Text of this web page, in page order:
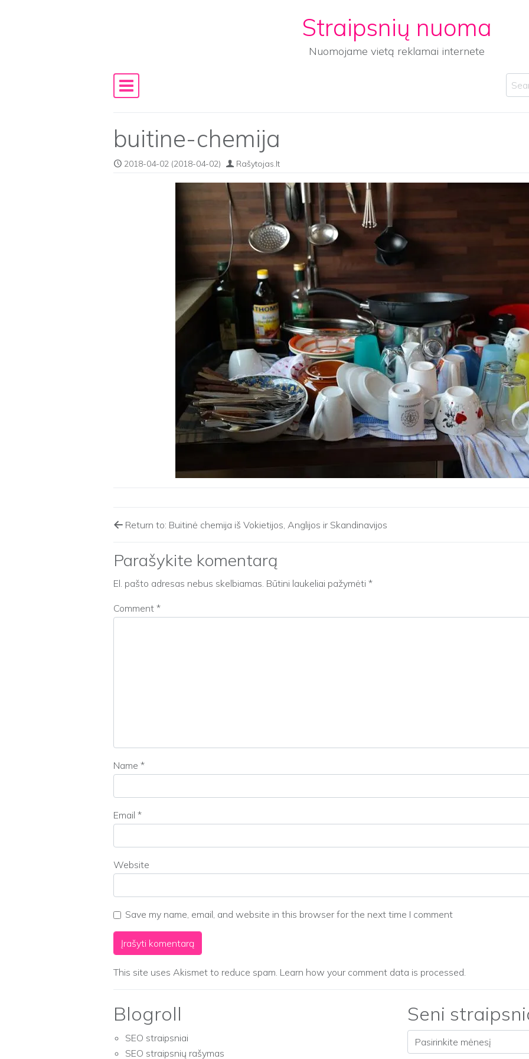
Straipsnių nuoma
Nuomojame vietą reklamai internete
Main Navigation
buitine-chemija
2018-04-02 (2018-04-02) Rašytojas.lt
Return to: Buitinė chemija iš Vokietijos, Anglijos ir Skandinavijos
Parašykite komentarą
El. pašto adresas nebus skelbiamas. Būtini laukeliai pažymėti *
Comment *
Name *
Email *
Website
Save my name, email, and website in this browser for the next time I comment
This site uses Akismet to reduce spam. Learn how your comment data is processed.
Blogroll
SEO straipsniai
SEO straipsnių rašymas
Seni
Seni straipsniai